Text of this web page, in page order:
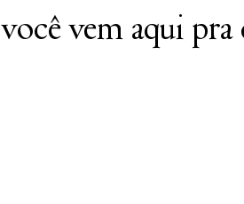
vem aqui